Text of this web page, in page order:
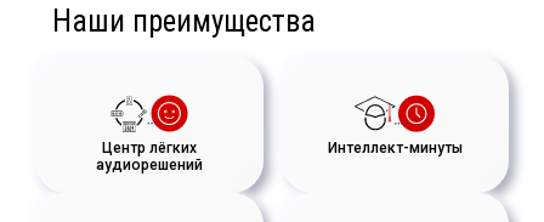
Наши преимущества
Центр лёгких
аудиорешений
Интеллект-минуты